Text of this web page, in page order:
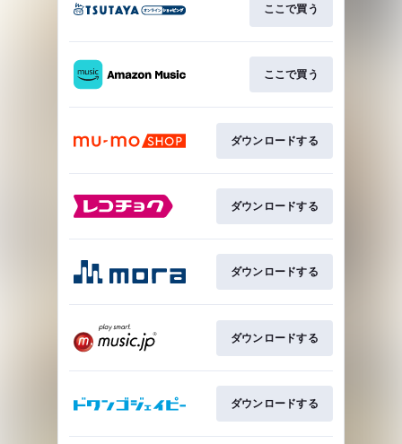
ここで買う
ここで買う
ダウンロードする
ダウンロードする
ダウンロードする
ダウンロードする
ダウンロードする